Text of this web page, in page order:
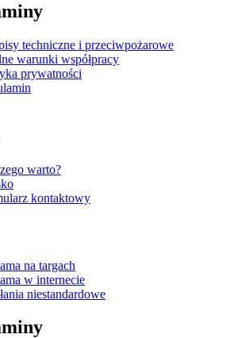
techniczne i przeciwpożarowe
warunki współpracy
prywatności
warto?
kontaktowy
na targach
w internecie
niestandardowe